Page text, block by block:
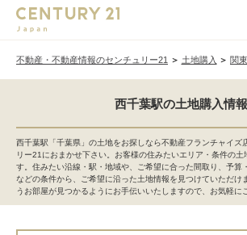
不動産・不動産情報のセンチュリー21 土地購入 関東
西千葉駅の土地購入情報
西千葉駅「千葉県」の土地をお探しなら不動産フランチャイズ
リー21におまかせ下さい。お客様の住みたいエリア・条件の土
す。住みたい沿線・駅・地域や、ご希望に合った間取り、予算
などの条件から、ご希望に沿った土地情報を見つけていただけ
うお部屋が見つかるようにお手伝いいたしますので、お気軽に